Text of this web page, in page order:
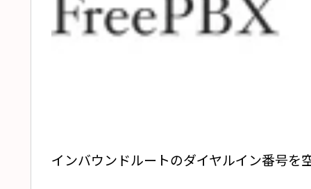
インバウンドルートのダイヤルイン番号を